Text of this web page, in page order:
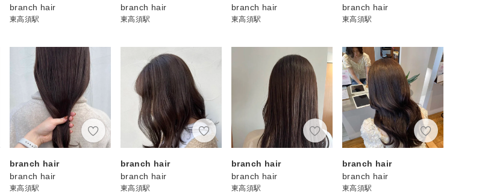
branch hair
東高須駅
branch hair
東高須駅
branch hair
東高須駅
branch hair
東高須駅
branch hair
branch hair
東高須駅
branch hair
branch hair
東高須駅
branch hair
branch hair
東高須駅
branch hair
branch hair
東高須駅